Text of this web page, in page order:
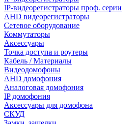
IP-видеорегистраторы проф. серии
AHD видеорегистраторы
Сетевое оборудование
Коммутаторы
Аксессуары
Точка доступа и роутеры
Кабель / Материалы
Видеодомофоны
AHD домофония
Аналоговая домофония
IP домофония
Аксессуары для домофона
СКУД